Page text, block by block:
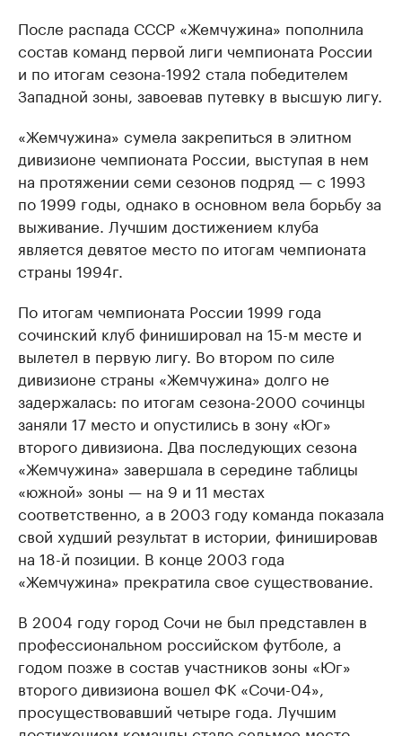
После распада СССР «Жемчужина» пополнила
состав команд первой лиги чемпионата России
и по итогам сезона-1992 стала победителем
Западной зоны, завоевав путевку в высшую лигу.
«Жемчужина» сумела закрепиться в элитном
дивизионе чемпионата России, выступая в нем
на протяжении семи сезонов подряд — с 1993
по 1999 годы, однако в основном вела борьбу за
выживание. Лучшим достижением клуба
является девятое место по итогам чемпионата
страны 1994г.
По итогам чемпионата России 1999 года
сочинский клуб финишировал на 15-м месте и
вылетел в первую лигу. Во втором по силе
дивизионе страны «Жемчужина» долго не
задержалась: по итогам сезона-2000 сочинцы
заняли 17 место и опустились в зону «Юг»
второго дивизиона. Два последующих сезона
«Жемчужина» завершала в середине таблицы
«южной» зоны — на 9 и 11 местах
соответственно, а в 2003 году команда показала
свой худший результат в истории, финишировав
на 18-й позиции. В конце 2003 года
«Жемчужина» прекратила свое существование.
В 2004 году город Сочи не был представлен в
профессиональном российском футболе, а
годом позже в состав участников зоны «Юг»
второго дивизиона вошел ФК «Сочи-04»,
просуществовавший четыре года. Лучшим